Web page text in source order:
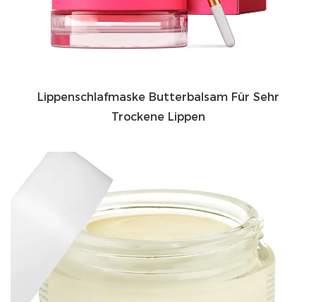
Lippenschlafmaske Butterbalsam Für Sehr
Trockene Lippen